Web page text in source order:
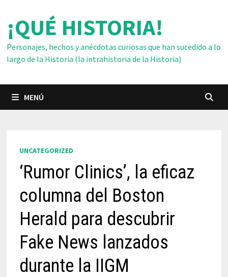
contenido
¡QUÉ HISTORIA!
Personajes, hechos y anécdotas curiosas que han sucedido a lo
largo de la Historia (la intrahistoria de la Historia)
MENÚ
UNCATEGORIZED
‘Rumor Clinics’, la eficaz
columna del Boston
Herald para descubrir
Fake News lanzados
durante la IIGM